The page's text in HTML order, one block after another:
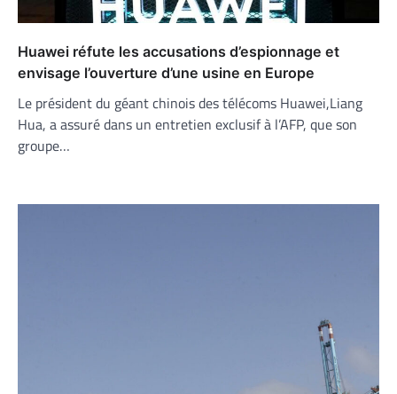
Huawei réfute les accusations d’espionnage et
envisage l’ouverture d’une usine en Europe
Le président du géant chinois des télécoms Huawei,Liang
Hua, a assuré dans un entretien exclusif à l’AFP, que son
groupe…